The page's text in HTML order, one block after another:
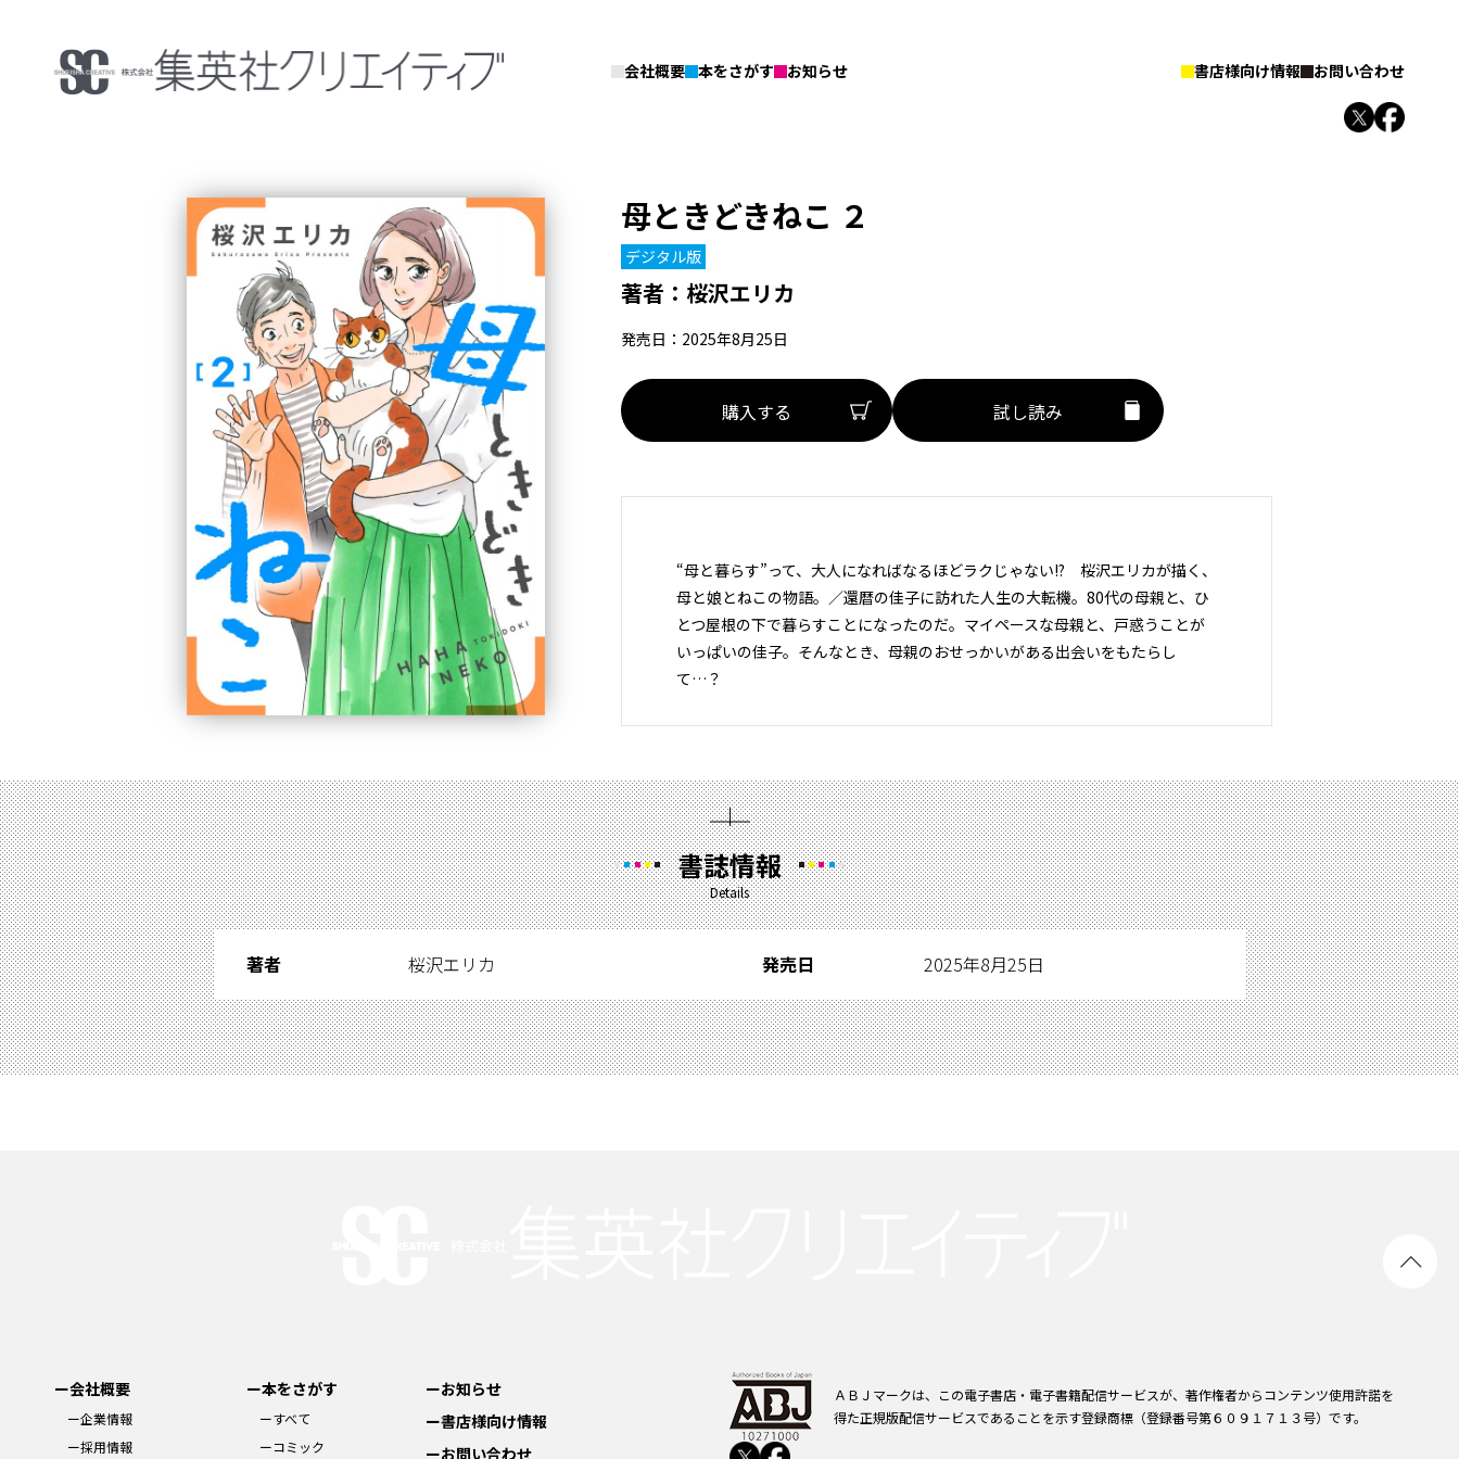
会社概要 本をさがす お知らせ 書店様向け情報 お問い合わせ
母ときどきねこ ２
デジタル版
著者： 桜沢エリカ
発売日：2025年8月25日
購入する 試し読み
“母と暮らす”って、大人になればなるほどラクじゃない!? 桜沢エリカが描く、
母と娘とねこの物語。／還暦の佳子に訪れた人生の大転機。80代の母親と、ひ
とつ屋根の下で暮らすことになったのだ。マイペースな母親と、戸惑うことが
いっぱいの佳子。そんなとき、母親のおせっかいがある出会いをもたらし
て…？
書誌情報
Details
著者 桜沢エリカ 発売日 2025年8月25日
ー会社概要
ー企業情報
ー採用情報
ー本をさがす
ーすべて
ーコミック
ーお知らせ
ー書店様向け情報
ーお問い合わせ
ＡＢＪマークは、この電子書店・電子書籍配信サービスが、著作権者からコンテンツ使用許諾を
得た正規版配信サービスであることを示す登録商標（登録番号第６０９１７１３号）です。